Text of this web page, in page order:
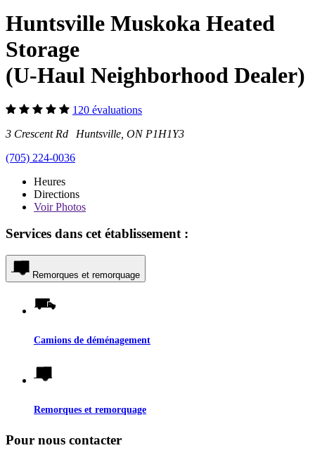
Huntsville Muskoka Heated
Storage
(U-Haul Neighborhood Dealer)
120 évaluations
3 Crescent Rd Huntsville, ON P1H1Y3
(705) 224-0036
Heures
Directions
VoirPhotos
Services dans cet établissement :
Remorques et remorquage
Camions de déménagement
Remorques et remorquage
Pour nous contacter